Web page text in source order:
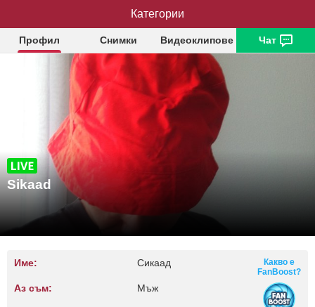
Sikaad
Профил Снимки Видеоклипове Чат
Sikaad
Име: Сикаад
Аз съм: Мъж
Какво е
FanBoost?
Категории